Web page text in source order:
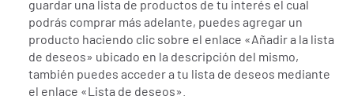
guardar una lista de productos de tu interés el cual
podrás comprar más adelante, puedes agregar un
producto haciendo clic sobre el enlace «Añadir a la lista
de deseos» ubicado en la descripción del mismo,
también puedes acceder a tu lista de deseos mediante
el enlace «Lista de deseos».